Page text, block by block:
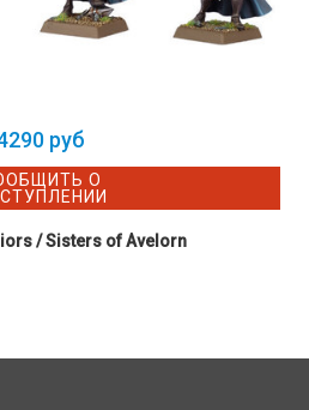
руб
О
/ Sisters of Avelorn